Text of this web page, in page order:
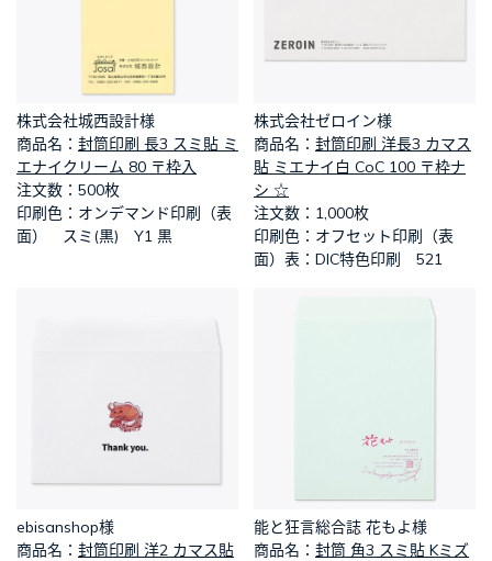
株式会社城西設計様
​商品名： 封筒印刷 長3 スミ貼 ミ
エナイクリーム 80 〒枠入
​注文数：500枚
​印刷色：オンデマンド印刷（表
面） スミ(黒) Y1 黒
株式会社ゼロイン様
​商品名： 封筒印刷 洋長3 カマス
貼 ミエナイ白 CoC 100 〒枠ナ
シ ☆
​注文数：1,000枚
​印刷色：オフセット印刷（表
面）表：DIC特色印刷 521
ebisanshop様
​商品名： 封筒印刷 洋2 カマス貼
能と狂言総合誌 花もよ様
​商品名： 封筒 角3 スミ貼 Kミズ